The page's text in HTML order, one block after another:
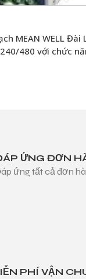
MEAN WELL Đài
480 với chức
ỨNG ĐƠN
ứng tất cả đơn
PHÍ VẬN